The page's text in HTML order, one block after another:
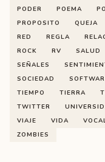
PODER
POEMA
PROPOSITO
QUEJA
RED
REGLA
ROCK
RV SALUD
SEÑALES
SOCIEDAD
TIEMPO
TIERRA
TWITTER
VIAJE
VIDA
ZOMBIES